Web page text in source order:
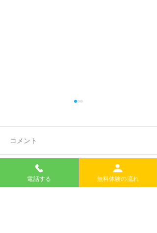
2026 Summer Kids
Club
コメント
コメントを追加…
電話する 無料体験の流れ